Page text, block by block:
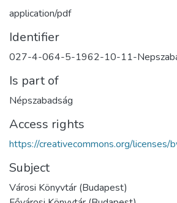
application/pdf
Identifier
027-4-064-5-1962-10-11-
Is part of
Népszabadság
Access rights
https://creativecommons.org/licenses/
Subject
Városi Könyvtár (Budapest)